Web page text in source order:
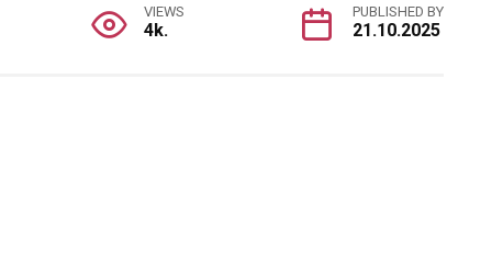
VIEWS
4k.
PUBLISHED BY
21.10.2025